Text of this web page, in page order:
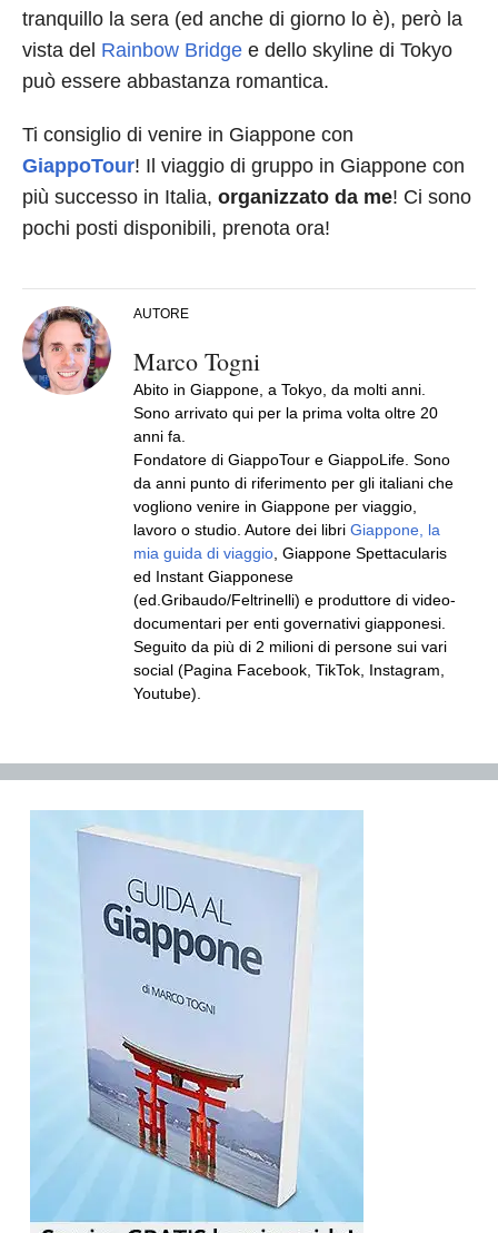
tranquillo la sera (ed anche di giorno lo è), però la
vista del Rainbow Bridge e dello skyline di Tokyo
può essere abbastanza romantica.
Ti consiglio di venire in Giappone con
GiappoTour! Il viaggio di gruppo in Giappone con
più successo in Italia, organizzato da me! Ci sono
pochi posti disponibili, prenota ora!
AUTORE
Marco Togni
Abito in Giappone, a Tokyo, da molti anni.
Sono arrivato qui per la prima volta oltre 20
anni fa.
Fondatore di GiappoTour e GiappoLife. Sono
da anni punto di riferimento per gli italiani che
vogliono venire in Giappone per viaggio,
lavoro o studio. Autore dei libri Giappone, la
mia guida di viaggio , Giappone Spettacularis
ed Instant Giapponese
(ed.Gribaudo/Feltrinelli) e produttore di video-
documentari per enti governativi giapponesi.
Seguito da più di 2 milioni di persone sui vari
social (Pagina Facebook, TikTok, Instagram,
Youtube).